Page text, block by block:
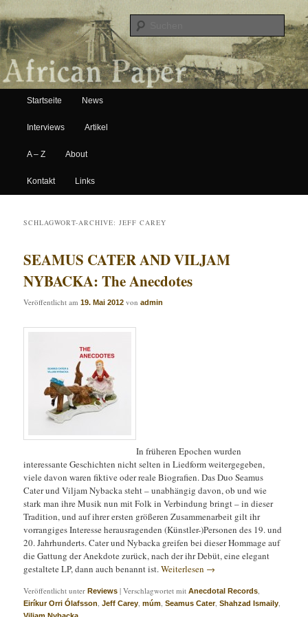
African Paper
Hauptmenü
Zum Inhalt wechseln
Zum sekundären Inhalt wechseln
Startseite News
Interviews Artikel
A – Z About
Kontakt Links
SCHLAGWORT-ARCHIVE:JEFF CAREY
SEAMUS CATER AND VILJAM
NYBACKA: The Anecdotes
Veröffentlicht am19. Mai 2012 vonadmin
In früheren Epochen wurden
interessante Geschichten nicht selten in Liedform weitergegeben,
viele davon waren fiktive oder reale Biografien. Das Duo Seamus
Cater und Viljam Nybacka steht – unabhängig davon, ob und wie
stark man ihre Musik nun mit Folk in Verbindung bringt – in dieser
Tradition, und auf ihrer ersten größeren Zusammenarbeit gilt ihr
vorrangiges Interesse herausragenden (Künstler-)Personen des 19. und
20. Jahrhunderts. Cater und Nybacka greifen bei dieser Hommage auf
die Gattung der Anekdote zurück, nach der ihr Debüt, eine elegant
gestaltete LP, dann auch benannt ist.Weiterlesen →
Veröffentlicht unter Reviews |Verschlagwortet mit Anecdotal Records
Eiríkur Orri Ólafsson ,Jeff Carey ,múm ,Seamus Cater,Shahzad Ismaily